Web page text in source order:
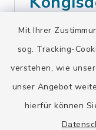
Mit Ihrer
sog. Tracking-
verstehen, wie
unser Angebot
hierfür können
36
82515
2 x 22